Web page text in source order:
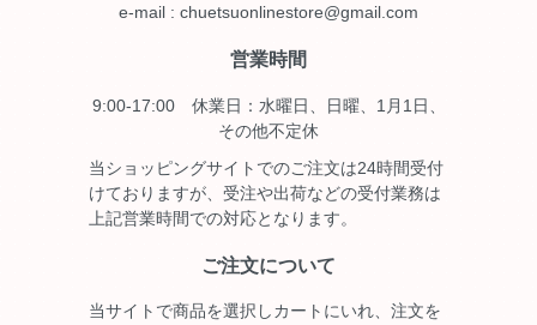
e-mail : chuetsuonlinestore@gmail.com
営業時間
9:00-17:00 休業日：水曜日、日曜、1月1日、
その他不定休
当ショッピングサイトでのご注文は24時間受付
けておりますが、受注や出荷などの受付業務は
上記営業時間での対応となります。
ご注文について
当サイトで商品を選択しカートにいれ、注文を